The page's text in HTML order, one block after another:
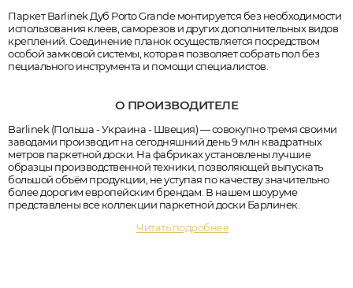
Паркет Barlinek Дуб Porto Grande монтируется без необходимости
использования клеев, саморезов и других дополнительных видов
креплений. Соединение планок осуществляется посредством
особой замковой системы, которая позволяет собрать пол без
пециального инструмента и помощи специалистов.
О ПРОИЗВОДИТЕЛЕ
Barlinek (Польша - Украина - Швеция) — совокупно тремя своими
заводами производит на сегодняшний день 9 млн квадратных
метров паркетной доски. На фабриках установлены лучшие
образцы производственной техники, позволяющей выпускать
большой объём продукции, не уступая по качеству значительно
более дорогим европейским брендам. В нашем шоуруме
представлены все коллекции паркетной доски Барлинек.
Читать подробнее